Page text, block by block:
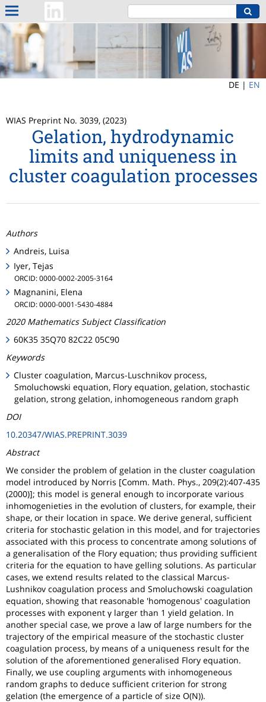
DE | EN
WIAS Preprint No. 3039, (2023)
Gelation, hydrodynamic
limits and uniqueness in
cluster coagulation processes
Authors
Andreis, Luisa
Iyer, Tejas
ORCID: 0000-0002-2005-3164
Magnanini, Elena
ORCID: 0000-0001-5430-4884
2020 Mathematics Subject Classification
60K35 35Q70 82C22 05C90
Keywords
Cluster coagulation, Marcus-Luschnikov process,
Smoluchowski equation, Flory equation, gelation, stochastic
gelation, strong gelation, inhomogeneous random graph
DOI
10.20347/WIAS.PREPRINT.3039
Abstract
We consider the problem of gelation in the cluster coagulation
model introduced by Norris [Comm. Math. Phys., 209(2):407-435
(2000)]; this model is general enough to incorporate various
inhomogenieties in the evolution of clusters, for example, their
shape, or their location in space. We derive general, sufficient
criteria for stochastic gelation in this model, and for trajectories
associated with this process to concentrate among solutions of
a generalisation of the Flory equation; thus providing sufficient
criteria for the equation to have gelling solutions. As particular
cases, we extend results related to the classical Marcus-
Lushnikov coagulation process and Smoluchowski coagulation
equation, showing that reasonable 'homogenous' coagulation
processes with exponent γ larger than 1 yield gelation. In
another special case, we prove a law of large numbers for the
trajectory of the empirical measure of the stochastic cluster
coagulation process, by means of a uniqueness result for the
solution of the aforementioned generalised Flory equation.
Finally, we use coupling arguments with inhomogeneous
random graphs to deduce sufficient criterion for strong
gelation (the emergence of a particle of size O(N)).